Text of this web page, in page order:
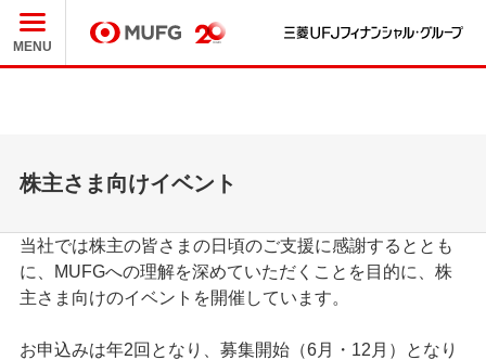
MUFG
MENU
株主さま向けイベント
当社では株主の皆さまの日頃のご支援に感謝するととも
に、MUFGへの理解を深めていただくことを目的に、株
主さま向けのイベントを開催しています。
お申込みは年2回となり、募集開始（6月・12月）となり